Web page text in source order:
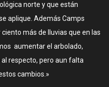
norte y que están
aplique. Además Camps
más de lluvias que en las
aumentar el arbolado,
respecto, pero aun falta
cambios.»